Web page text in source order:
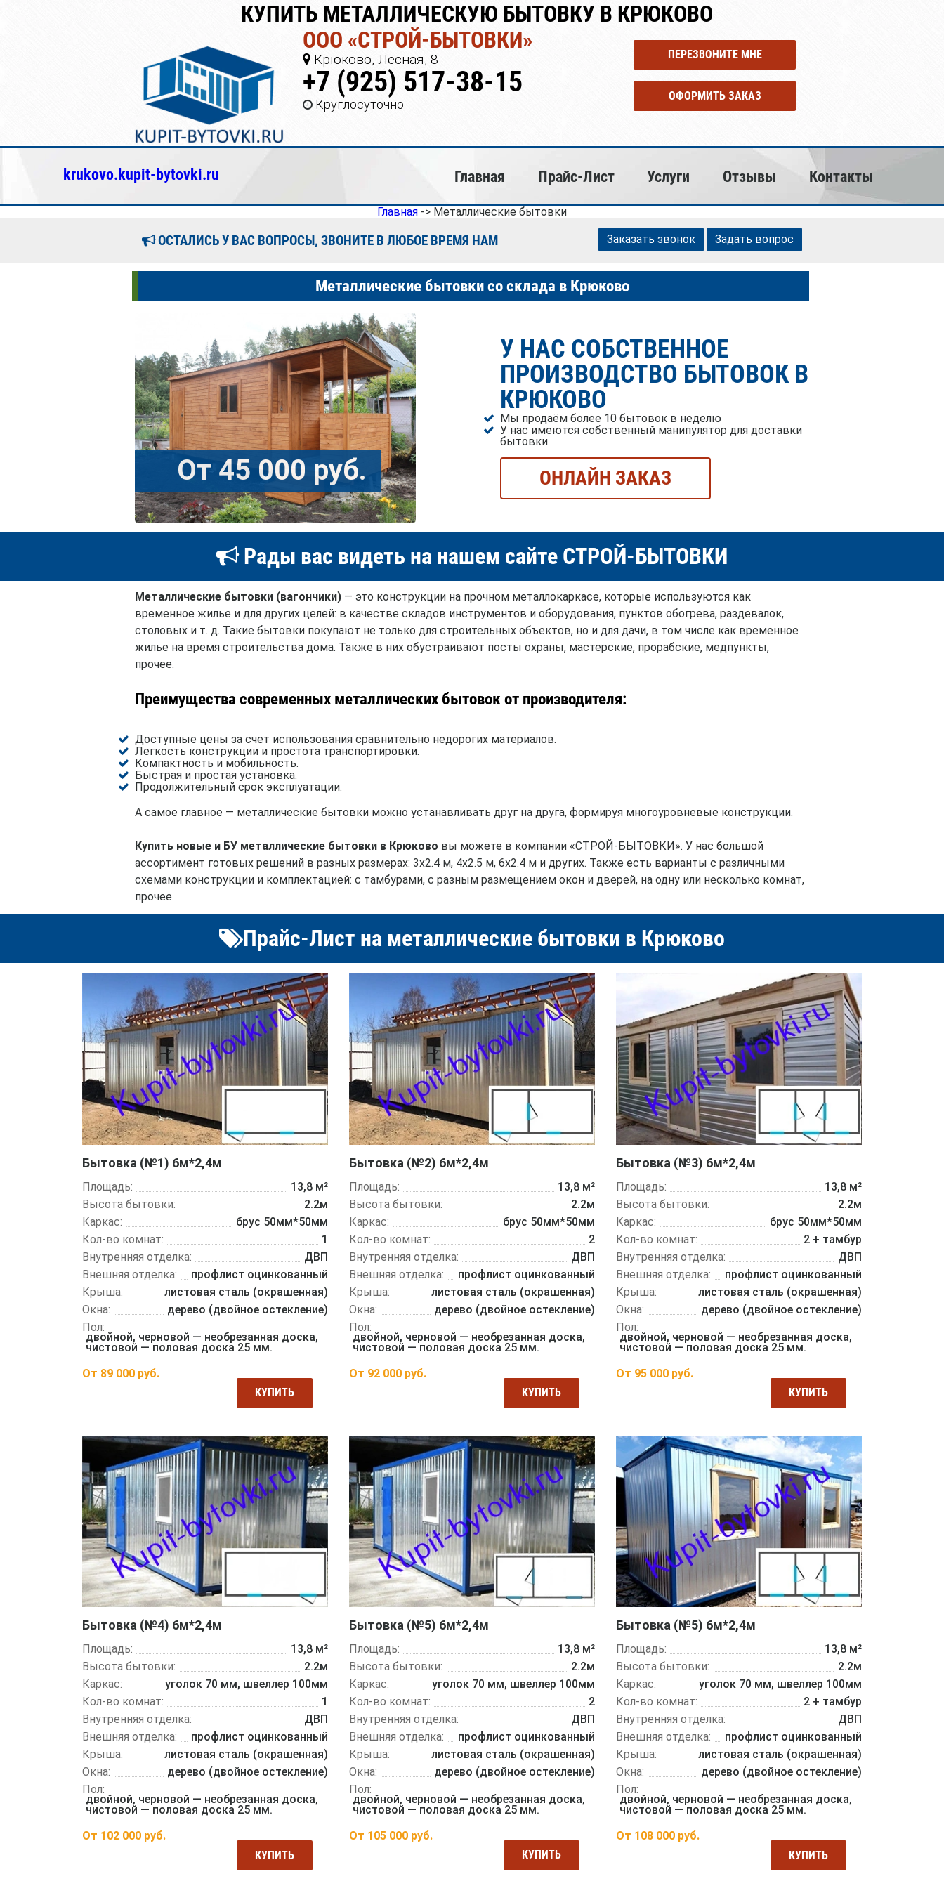
КУПИТЬ МЕТАЛЛИЧЕСКУЮ БЫТОВКУ В КРЮКОВО
ООО «СТРОЙ-БЫТОВКИ»
Крюково, Лесная, 8
+7 (925) 517-38-15
Круглосуточно
ПЕРЕЗВОНИТЕ МНЕ
ОФОРМИТЬ ЗАКАЗ
krukovo.kupit-bytovki.ru Главная Прайс-Лист Услуги Отзывы Контакты
Главная -> Металлические бытовки
ОСТАЛИСЬ У ВАС ВОПРОСЫ, ЗВОНИТЕ В ЛЮБОЕ ВРЕМЯ НАМ Заказать звонок Задать вопрос
Металлические бытовки со склада в Крюково
От 45 000 руб.
У НАС СОБСТВЕННОЕ
ПРОИЗВОДСТВО БЫТОВОК В
КРЮКОВО
Мы продаём более 10 бытовок в неделю
У нас имеются собственный манипулятор для доставки
бытовки
ОНЛАЙН ЗАКАЗ
Рады вас видеть на нашем сайте СТРОЙ-БЫТОВКИ
Металлические бытовки (вагончики) — это конструкции на прочном металлокаркасе, которые используются как
временное жилье и для других целей: в качестве складов инструментов и оборудования, пунктов обогрева, раздевалок,
столовых и т. д. Такие бытовки покупают не только для строительных объектов, но и для дачи, в том числе как временное
жилье на время строительства дома. Также в них обустраивают посты охраны, мастерские, прорабские, медпункты,
прочее.
Преимущества современных металлических бытовок от производителя:
Доступные цены за счет использования сравнительно недорогих материалов.
Легкость конструкции и простота транспортировки.
Компактность и мобильность.
Быстрая и простая установка.
Продолжительный срок эксплуатации.
А самое главное — металлические бытовки можно устанавливать друг на друга, формируя многоуровневые конструкции.
Купить новые и БУ металлические бытовки в Крюково вы можете в компании «СТРОЙ-БЫТОВКИ». У нас большой
ассортимент готовых решений в разных размерах: 3х2.4 м, 4х2.5 м, 6х2.4 м и других. Также есть варианты с различными
схемами конструкции и комплектацией: с тамбурами, с разным размещением окон и дверей, на одну или несколько комнат,
прочее.
Прайс-Лист на металлические бытовки в Крюково
Бытовка (№1) 6м*2,4м
Площадь:
13,8 м²
Высота бытовки:
2.2м
Каркас:
брус 50мм*50мм
Кол-во комнат:
1
Внутренняя отделка:
ДВП
Внешняя отделка:
профлист оцинкованный
Крыша:
листовая сталь (окрашенная)
Окна:
дерево (двойное остекление)
Пол:
двойной, черновой — необрезанная доска,
чистовой — половая доска 25 мм.
От 89 000 руб.
КУПИТЬ
Бытовка (№2) 6м*2,4м
Площадь:
13,8 м²
Высота бытовки:
2.2м
Каркас:
брус 50мм*50мм
Кол-во комнат:
2
Внутренняя отделка:
ДВП
Внешняя отделка:
профлист оцинкованный
Крыша:
листовая сталь (окрашенная)
Окна:
дерево (двойное остекление)
Пол:
двойной, черновой — необрезанная доска,
чистовой — половая доска 25 мм.
От 92 000руб.
КУПИТЬ
Бытовка (№3) 6м*2,4м
Площадь:
13,8 м²
Высота бытовки:
2.2м
Каркас:
брус 50мм*50мм
Кол-во комнат:
2 + тамбур
Внутренняя отделка:
ДВП
Внешняя отделка:
профлист оцинкованный
Крыша:
листовая сталь (окрашенная)
Окна:
дерево (двойное остекление)
Пол:
двойной, черновой — необрезанная доска,
чистовой — половая доска 25 мм.
От 95 000руб.
КУПИТЬ
Бытовка (№4) 6м*2,4м
Площадь:
13,8 м²
Высота бытовки:
2.2м
Каркас:
уголок 70 мм, швеллер 100мм
Кол-во комнат:
1
Внутренняя отделка:
ДВП
Внешняя отделка:
профлист оцинкованный
Крыша:
листовая сталь (окрашенная)
Окна:
дерево (двойное остекление)
Пол:
двойной, черновой — необрезанная доска,
чистовой — половая доска 25 мм.
От 102 000 руб.
КУПИТЬ
Бытовка (№5) 6м*2,4м
Площадь:
13,8 м²
Высота бытовки:
2.2м
Каркас:
уголок 70 мм, швеллер 100мм
Кол-во комнат:
2
Внутренняя отделка:
ДВП
Внешняя отделка:
профлист оцинкованный
Крыша:
листовая сталь (окрашенная)
Окна:
дерево (двойное остекление)
Пол:
двойной, черновой — необрезанная доска,
чистовой — половая доска 25 мм.
От 105 000руб.
КУПИТЬ
Бытовка (№5) 6м*2,4м
Площадь:
13,8 м²
Высота бытовки:
2.2м
Каркас:
уголок 70 мм, швеллер 100мм
Кол-во комнат:
2 + тамбур
Внутренняя отделка:
ДВП
Внешняя отделка:
профлист оцинкованный
Крыша:
листовая сталь (окрашенная)
Окна:
дерево (двойное остекление)
Пол:
двойной, черновой — необрезанная доска,
чистовой — половая доска 25 мм.
От 108 000руб.
КУПИТЬ